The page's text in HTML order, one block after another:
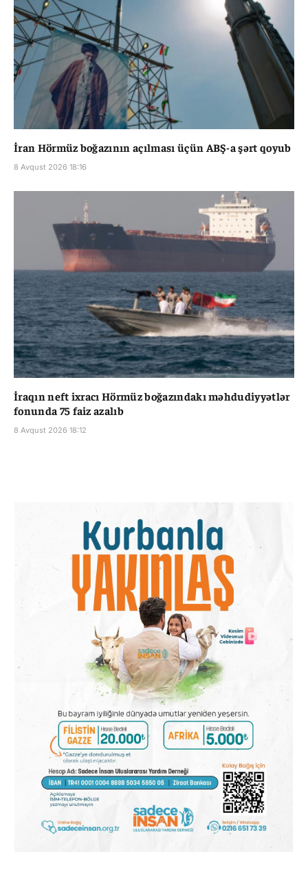
İran Hörmüz boğazının açılması üçün ABŞ-a şərt qoyub
8 Avqust 2026 18:16
İraqın neft ixracı Hörmüz boğazındakı məhdudiyyətlər
fonunda 75 faiz azalıb
8 Avqust 2026 18:12